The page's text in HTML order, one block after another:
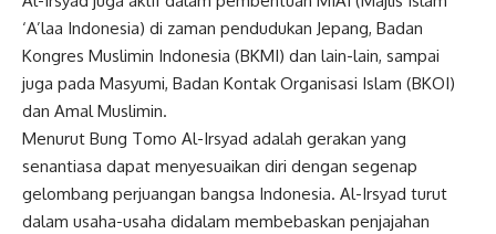
‘A’laa Indonesia) di zaman pendudukan Jepang, Badan
Kongres Muslimin Indonesia (BKMI) dan lain-lain, sampai
juga pada Masyumi, Badan Kontak Organisasi Islam (BKOI)
dan Amal Muslimin.
Menurut Bung Tomo Al-Irsyad adalah gerakan yang
senantiasa dapat menyesuaikan diri dengan segenap
gelombang perjuangan bangsa Indonesia. Al-Irsyad turut
dalam usaha-usaha didalam membebaskan penjajahan